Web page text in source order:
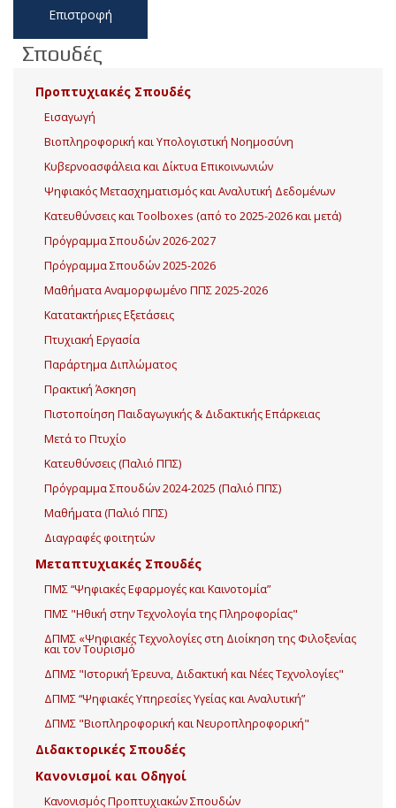
Επιστροφή
Σπουδές
Προπτυχιακές Σπουδές
Εισαγωγή
Βιοπληροφορική και Υπολογιστική Νοημοσύνη
Κυβερνοασφάλεια και Δίκτυα Επικοινωνιών
Ψηφιακός Μετασχηματισμός και Αναλυτική Δεδομένων
Κατευθύνσεις και Toolboxes (από το 2025-2026 και μετά)
Πρόγραμμα Σπουδών 2026-2027
Πρόγραμμα Σπουδών 2025-2026
Μαθήματα Αναμορφωμένο ΠΠΣ 2025-2026
Κατατακτήριες Εξετάσεις
Πτυχιακή Εργασία
Παράρτημα Διπλώματος
Πρακτική Άσκηση
Πιστοποίηση Παιδαγωγικής & Διδακτικής Επάρκειας
Μετά το Πτυχίο
Κατευθύνσεις (Παλιό ΠΠΣ)
Πρόγραμμα Σπουδών 2024-2025 (Παλιό ΠΠΣ)
Μαθήματα (Παλιό ΠΠΣ)
Διαγραφές φοιτητών
Μεταπτυχιακές Σπουδές
ΠΜΣ “Ψηφιακές Εφαρμογές και Καινοτομία”
ΠΜΣ "Ηθική στην Τεχνολογία της Πληροφορίας"
ΔΠΜΣ «Ψηφιακές Τεχνολογίες στη Διοίκηση της Φιλοξενίας
και τον Τουρισμό
ΔΠΜΣ "Ιστορική Έρευνα, Διδακτική και Νέες Τεχνολογίες"
ΔΠΜΣ “Ψηφιακές Υπηρεσίες Υγείας και Αναλυτική”
ΔΠΜΣ "Βιοπληροφορική και Νευροπληροφορική"
Διδακτορικές Σπουδές
Κανονισμοί και Οδηγοί
Κανονισμός Προπτυχιακών Σπουδών